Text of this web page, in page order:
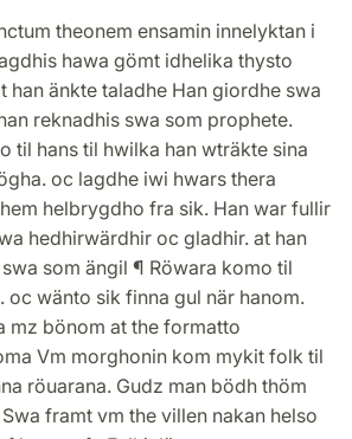
theonem ensamin innelyktan i
hawa gömt idhelika thysto
han änkte taladhe Han giordhe swa
reknadhis swa som prophete.
til hans til hwilka han wträkte sina
oc lagdhe iwi hwars thera
helbrygdho fra sik. Han war fullir
hedhirwärdhir oc gladhir. at han
som ängil ¶ Röwara komo til
oc wänto sik finna gul när hanom.
mz bönom at the formatto
Vm morghonin kom mykit folk til
röuarana. Gudz man bödh thöm
framt vm the villen nakan helso